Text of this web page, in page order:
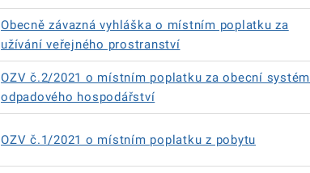
Obecně závazná vyhláška o místním poplatku za
užívání veřejného prostranství
OZV č.2/2021 o místním poplatku za obecní systém
odpadového hospodářství
OZV č.1/2021 o místním poplatku z pobytu